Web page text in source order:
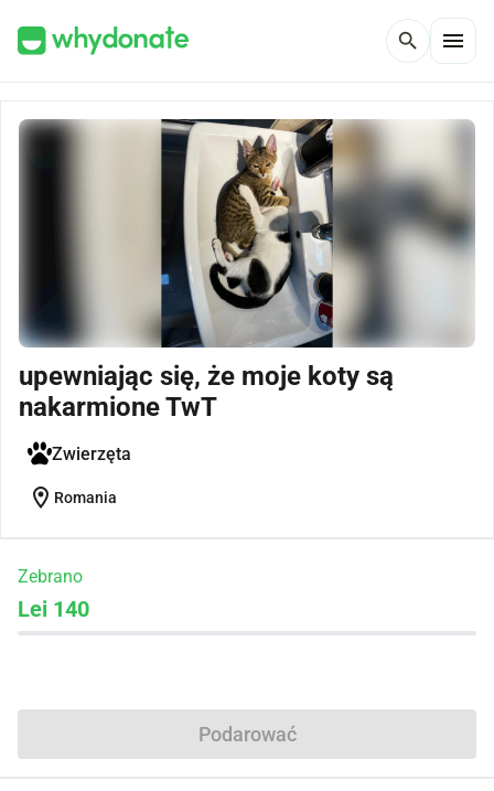
search menu
upewniając się, że moje koty są
nakarmione TwT
Zwierzęta
location_on Romania
Zebrano
Lei 140
Podarować